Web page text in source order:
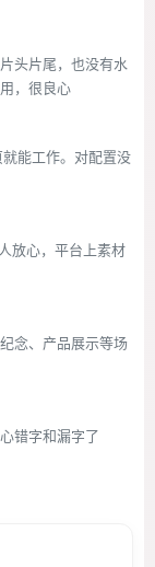
头片尾，也没有水
，很良心
能工作。对配置没
放心，平台上素材
念、产品展示等场
错字和漏字了